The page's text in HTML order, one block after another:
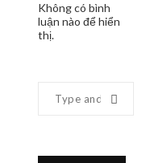
Không có bình
luận nào để hiển
thị.